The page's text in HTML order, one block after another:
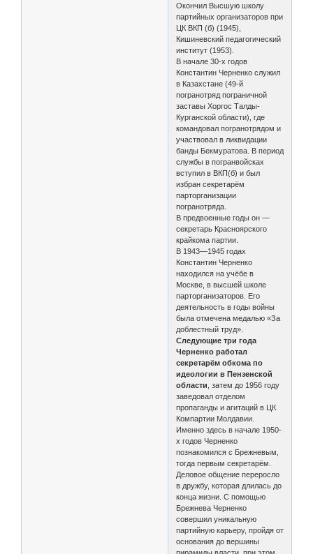
Окончил Высшую школу
партийных организаторов при
ЦК ВКП (б) (1945),
Кишиневский педагогический
институт (1953).
В начале 30-х годов
Константин Черненко служил
в Казахстане (49-й
погранотряд пограничной
заставы Хоргос Талды-
Курганской области), где
командовал погранотрядом и
участвовал в ликвидации
банды Бекмуратова. В период
службы в погранвойсках
вступил в ВКП(б) и был
избран секретарём
парторганизации
погранотряда.
В предвоенные годы он —
секретарь Красноярского
крайкома партии.
В 1943—1945 годах
Константин Черненко
находился на учёбе в
Москве, в высшей школе
парторганизаторов. Его
деятельность в годы войны
была отмечена медалью «За
доблестный труд».
Следующие три года
Черненко работал
секретарём обкома по
идеологии в Пензенской
области , затем до 1956 году
заведовал отделом
пропаганды и агитаций в ЦК
Компартии Молдавии.
Именно здесь в начале 1950-
х годов Черненко
познакомился с Брежневым,
тогда первым секретарём.
Деловое общение переросло
в дружбу, которая длилась до
конца жизни. С помощью
Брежнева Черненко
совершил уникальную
партийную карьеру, пройдя от
основания до вершины